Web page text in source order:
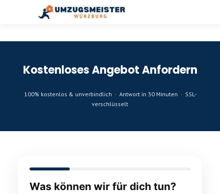
Kostenloses Angebot Anfordern
100% kostenlos & unverbindlich · Antwort in 30 Minuten · SSL-
verschlüsselt